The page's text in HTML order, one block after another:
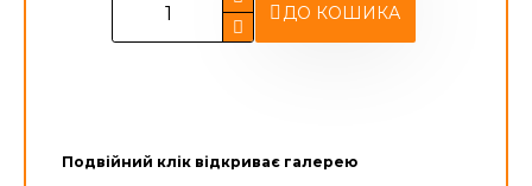
ДО КОШИКА
Подвійний клік відкриває галерею